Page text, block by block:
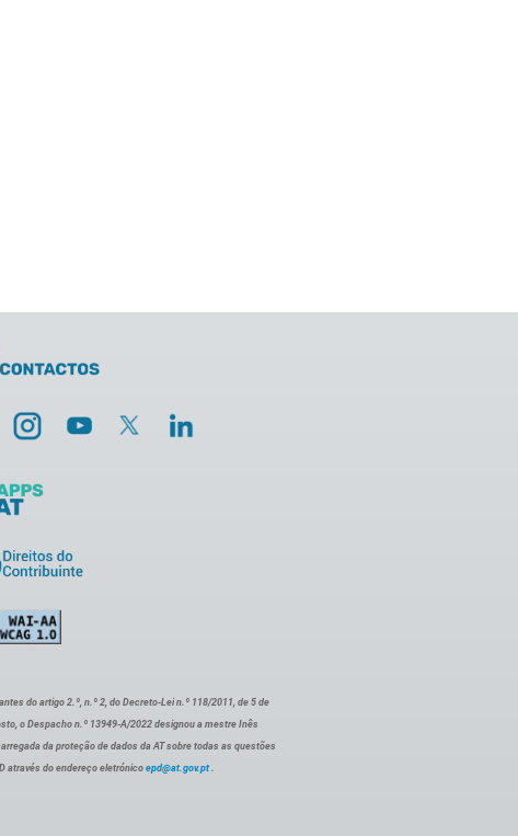
do artigo 2.º, n.º 2, do Decreto-Lei n.º 118/2011, de 5 de
o Despacho n.º 13949-A/2022 designou a mestre Inês
da proteção de dados da AT sobre todas as questões
através do endereço eletrónico epd@at.gov.pt .